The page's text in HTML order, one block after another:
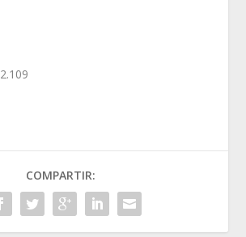
2.109
COMPARTIR: